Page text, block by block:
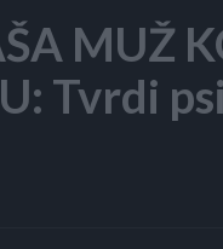
MUŽ
Tvrdi